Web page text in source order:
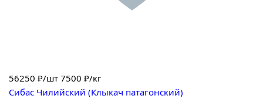
56250 ₽/шт 7500 ₽/кг
Сибас Чилийский (Клыкач патагонский)